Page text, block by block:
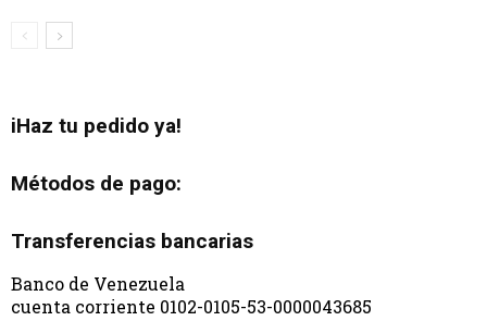
iHaz tu pedido ya!
Métodos de pago:
Transferencias bancarias
Banco de Venezuela
cuenta corriente 0102-0105-53-0000043685